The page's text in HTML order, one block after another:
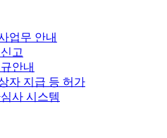
업무 안내
고
안내
자 지급 등 허가
사 시스템